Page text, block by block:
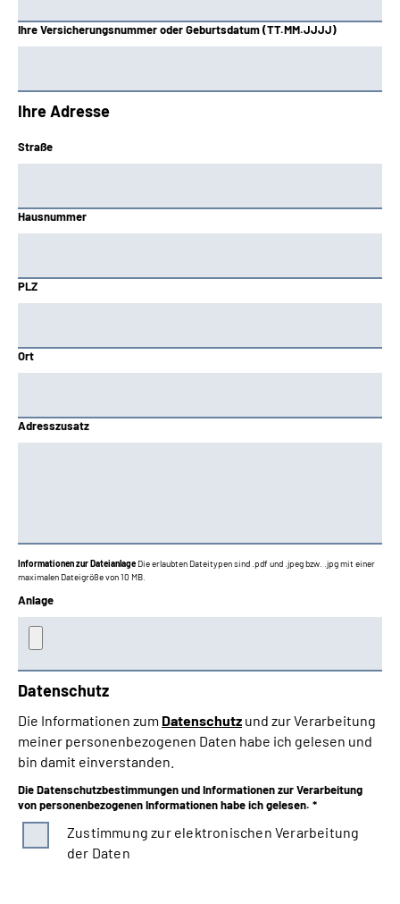
Ihre Versicherungsnummer oder Geburtsdatum (TT.MM.JJJJ)
Ihre Adresse
Straße
Hausnummer
PLZ
Ort
Adresszusatz
Informationen zur Dateianlage Die erlaubten Dateitypen sind .pdf und .jpeg bzw. .jpg mit einer
maximalen Dateigröße von 10 MB.
Anlage
Datenschutz
Die Informationen zum Datenschutz und zur Verarbeitung
meiner personenbezogenen Daten habe ich gelesen und
bin damit einverstanden.
Die Datenschutzbestimmungen und Informationen zur Verarbeitung
von personenbezogenen Informationen habe ich gelesen. *
Zustimmung zur elektronischen Verarbeitung
der Daten